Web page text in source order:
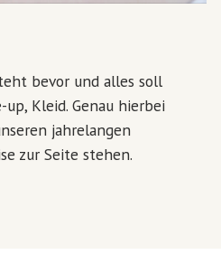
bevor und alles soll
Kleid. Genau hierbei
jahrelangen
zur Seite stehen.